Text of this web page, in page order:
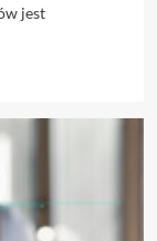
jest